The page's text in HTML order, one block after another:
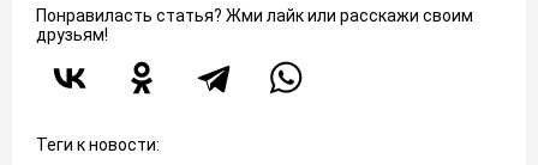
Понравиласть статья? Жми лайк или расскажи своим
друзьям!
Теги к новости: